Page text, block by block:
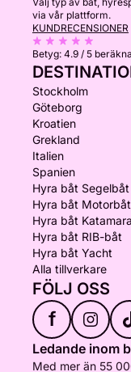
via vår plattform.
KUNDRECENSIONER
Betyg: 4.9 / 5
Stockholm
Göteborg
Kroatien
Grekland
Italien
Spanien
Hyra båt Segelbåt
Hyra båt Motorbåt
Hyra båt
Hyra båt RIB-båt
Hyra båt Yacht
Alla tillverkare
FÖLJ OSS
f
Ledande inom
Med mer än 55